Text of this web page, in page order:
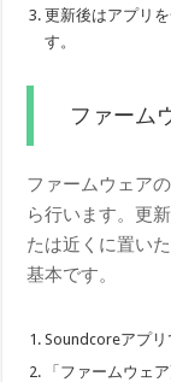
更新後はアプリ
す。
ファーム
ファームウェア
ら行います。更
たは近くに置い
基本です。
Soundcoreアプリ
「ファームウェ